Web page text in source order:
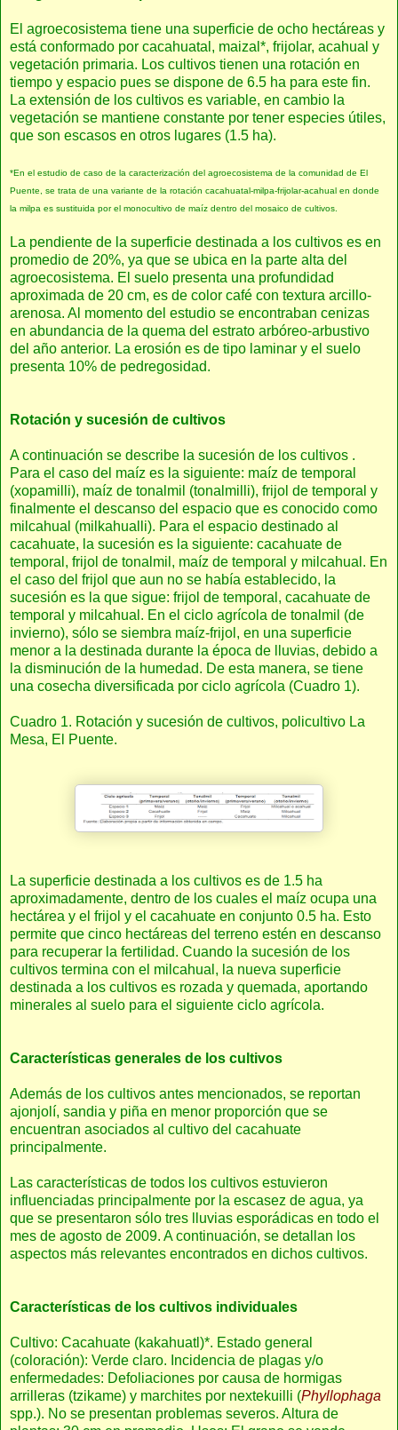
El agroecosistema tiene una superficie de ocho hectáreas y
está conformado por cacahuatal, maizal*, frijolar, acahual y
vegetación primaria. Los cultivos tienen una rotación en
tiempo y espacio pues se dispone de 6.5 ha para este fin.
La extensión de los cultivos es variable, en cambio la
vegetación se mantiene constante por tener especies útiles,
que son escasos en otros lugares (1.5 ha).
*En el estudio de caso de la caracterización del agroecosistema de la comunidad de El
Puente, se trata de una variante de la rotación cacahuatal-milpa-frijolar-acahual en donde
la milpa es sustituida por el monocultivo de maíz dentro del mosaico de cultivos.
La pendiente de la superficie destinada a los cultivos es en
promedio de 20%, ya que se ubica en la parte alta del
agroecosistema. El suelo presenta una profundidad
aproximada de 20 cm, es de color café con textura arcillo-
arenosa. Al momento del estudio se encontraban cenizas
en abundancia de la quema del estrato arbóreo-arbustivo
del año anterior. La erosión es de tipo laminar y el suelo
presenta 10% de pedregosidad.
Rotación y sucesión de cultivos
A continuación se describe la sucesión de los cultivos .
Para el caso del maíz es la siguiente: maíz de temporal
(xopamilli), maíz de tonalmil (tonalmilli), frijol de temporal y
finalmente el descanso del espacio que es conocido como
milcahual (milkahualli). Para el espacio destinado al
cacahuate, la sucesión es la siguiente: cacahuate de
temporal, frijol de tonalmil, maíz de temporal y milcahual. En
el caso del frijol que aun no se había establecido, la
sucesión es la que sigue: frijol de temporal, cacahuate de
temporal y milcahual. En el ciclo agrícola de tonalmil (de
invierno), sólo se siembra maíz-frijol, en una superficie
menor a la destinada durante la época de lluvias, debido a
la disminución de la humedad. De esta manera, se tiene
una cosecha diversificada por ciclo agrícola (Cuadro 1).
Cuadro 1. Rotación y sucesión de cultivos, policultivo La
Mesa, El Puente.
La superficie destinada a los cultivos es de 1.5 ha
aproximadamente, dentro de los cuales el maíz ocupa una
hectárea y el frijol y el cacahuate en conjunto 0.5 ha. Esto
permite que cinco hectáreas del terreno estén en descanso
para recuperar la fertilidad. Cuando la sucesión de los
cultivos termina con el milcahual, la nueva superficie
destinada a los cultivos es rozada y quemada, aportando
minerales al suelo para el siguiente ciclo agrícola.
Características generales de los cultivos
Además de los cultivos antes mencionados, se reportan
ajonjolí, sandia y piña en menor proporción que se
encuentran asociados al cultivo del cacahuate
principalmente.
Las características de todos los cultivos estuvieron
influenciadas principalmente por la escasez de agua, ya
que se presentaron sólo tres lluvias esporádicas en todo el
mes de agosto de 2009. A continuación, se detallan los
aspectos más relevantes encontrados en dichos cultivos.
Características de los cultivos individuales
Cultivo: Cacahuate (kakahuatl)*. Estado general
(coloración): Verde claro. Incidencia de plagas y/o
enfermedades: Defoliaciones por causa de hormigas
arrilleras (tzikame) y marchites por nextekuilli (Phyllophaga
spp.). No se presentan problemas severos. Altura de